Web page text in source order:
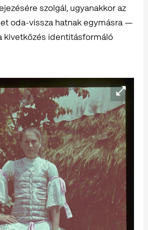
szolgál, ugyanakkor az
oda-vissza hatnak egymásra —
kivetkőzés identitásformáló